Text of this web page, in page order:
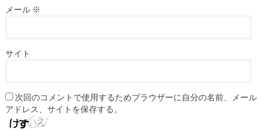
メール ※
サイト
次回のコメントで使用するためブラウザーに自分の名前、メール
アドレス、サイトを保存する。